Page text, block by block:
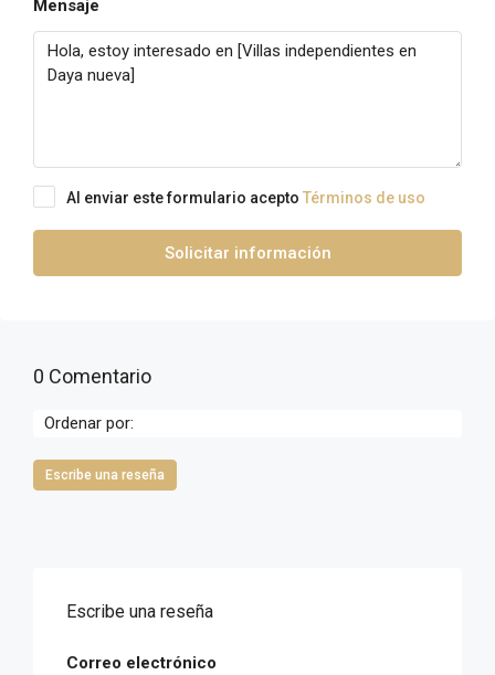
Mensaje
Al enviar este formulario acepto Términos de uso
Solicitar información
0 Comentario
Ordenar por:
Escribe una reseña
Escribe una reseña
Correo electrónico